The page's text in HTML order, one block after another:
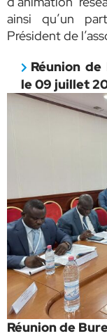
ainsi qu’un
Président de
Réunion
le 09 juillet
Réunion de